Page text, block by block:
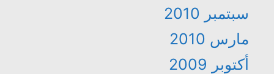
سبتمبر 2010
مارس 2010
أكتوبر 2009